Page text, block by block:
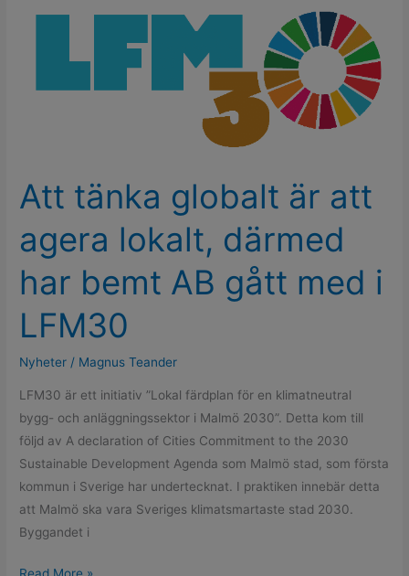
Att tänka globalt är att
agera lokalt, därmed
har bemt AB gått med i
LFM30
Nyheter / Magnus Teander
LFM30 är ett initiativ ”Lokal färdplan för en klimatneutral
bygg- och anläggningssektor i Malmö 2030”. Detta kom till
följd av A declaration of Cities Commitment to the 2030
Sustainable Development Agenda som Malmö stad, som första
kommun i Sverige har undertecknat. I praktiken innebär detta
att Malmö ska vara Sveriges klimatsmartaste stad 2030.
Byggandet i
Att
har
AB
med
LFM30